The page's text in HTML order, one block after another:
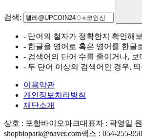
검색:
- 단어의 철자가 정확한지 확인해
- 한글을 영어로 혹은 영어를 한글
- 검색어의 단어 수를 줄이거나,
- 두 단어 이상의 검색어인 경우,
이용약관
개인정보처리방침
재단소개
상호 : 포항바이오파크대표자 : 곽영일
shopbiopark@naver.com팩스 : 054-255-